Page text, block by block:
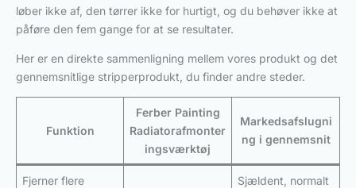
løber ikke af, den tørrer ikke for hurtigt, og du behøver ikke at
påføre den fem gange for at se resultater.
Her er en direkte sammenligning mellem vores produkt og det
gennemsnitlige stripperprodukt, du finder andre steder.
Funktion
Ferber Painting
Radiatorafmonter
ingsværktøj
Markedsafslugni
ng i gennemsnit
Fjerner flere
Sjældent, normalt